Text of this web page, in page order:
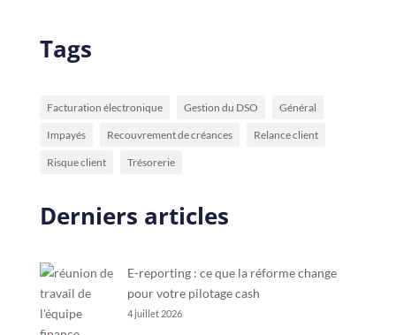
Tags
Facturation électronique Gestion du DSO Général
Impayés Recouvrement de créances Relance client
Risque client Trésorerie
Derniers articles
E-reporting : ce que la réforme change
pour votre pilotage cash
4 juillet 2026